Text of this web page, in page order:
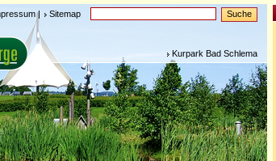
| Sitemap
Kurpark Bad Schlema